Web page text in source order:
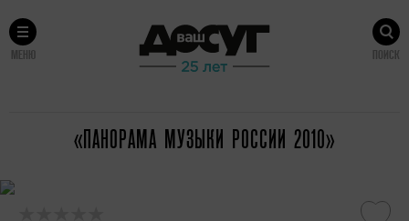
МЕНЮ ПОИСК
«ПАНОРАМА МУЗЫКИ РОССИИ 2010»